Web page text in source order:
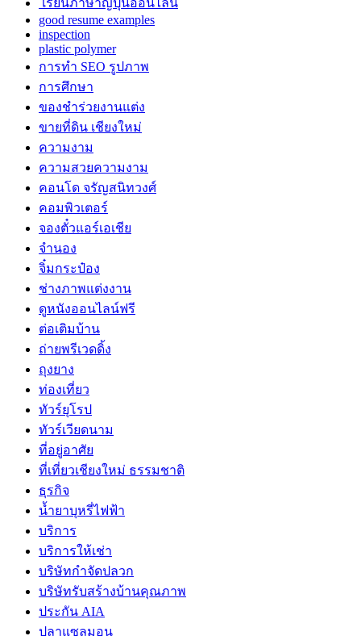
good resume examples
inspection
plastic polymer
การทำ SEO รูปภาพ
การศึกษา
ของชำร่วยงานแต่ง
ขายที่ดิน เชียงใหม่
ความงาม
ความสวยความงาม
คอนโด จรัญสนิทวงศ์
คอมพิวเตอร์
จองตั๋วแอร์เอเชีย
จำนอง
จิ๋มกระป๋อง
ช่างภาพแต่งงาน
ดูหนังออนไลน์ฟรี
ต่อเติมบ้าน
ถ่ายพรีเวดดิ้ง
ถุงยาง
ท่องเที่ยว
ทัวร์ยุโรป
ทัวร์เวียดนาม
ที่อยู่อาศัย
ที่เที่ยวเชียงใหม่ ธรรมชาติ
ธุรกิจ
น้ำยาบุหรี่ไฟฟ้า
บริการ
บริการให้เช่า
บริษัทกำจัดปลวก
บริษัทรับสร้างบ้านคุณภาพ
ประกัน AIA
ปลาแซลมอน